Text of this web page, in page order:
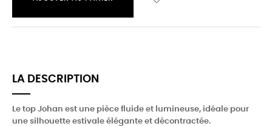
LA DESCRIPTION
Le top Johan est une pièce fluide et lumineuse, idéale pour
une silhouette estivale élégante et décontractée.